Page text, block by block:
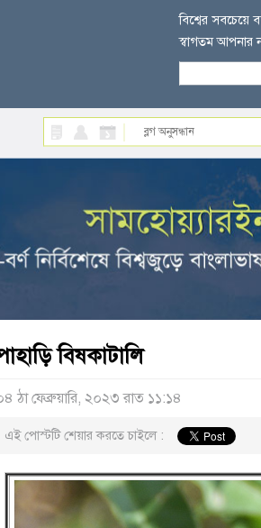
বিশ্বের সবচেয়ে
স্বাগতম আপনার
বিষকাটালি
ঠা ফেব্রুয়ারি, ২০২৩ রাত ১১:১৪
এই পোস্টটি শেয়ার করতে চাইলে :